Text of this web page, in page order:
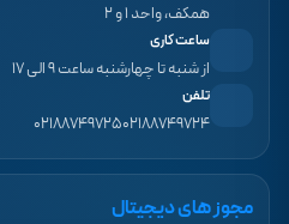
همکف، واحد ۱ و ۲
ساعت کاری
از شنبه تا چهارشنبه ساعت ۹ الی ۱۷
تلفن
۰۲۱۸۸۷۴۹۷۲۴۰۲۱۸۸۷۴۹۷۲۵
مجوز های دیجیتال